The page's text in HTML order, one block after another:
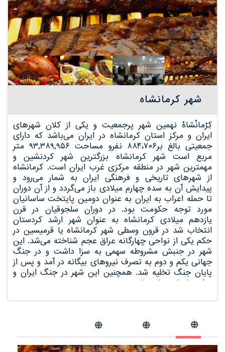
شهر کرمانشاه
کِرْمانْشاهْ نهمین شهر پرجمعیت و یکی از کلان‌ شهرهای
ایران و مرکز استان کرمانشاه در ایران می‌باشد که دارای
جمعیتی بالغ بر۸۸۴،۷۰۶ نفرو مساحت ۹۳٬۳۸۹٬۹۵۶ متر
مربع است شهر کرمانشاه بزرگترین شهر کردنشین و
مهمترین شهر در منطقه مرکزی غرب ایران است. کرمانشاه
از شهرهای تاریخی و فرهنگی ایران به شمار می‌رود و
پیدایش آن به سده چهارم میلادی باز می‌گردد و از آن دوران
تا حمله اعراب به ایران به عنوان دومین پایتخت ساسانیان
مورد توجه حکومت بود. در دوران سلجوقیان در قرن
یازدهم میلادی کرمانشاه به عنوان شهر ارشد کردستان
انتخاب شد در قرون وسطی شهر کرمانشاه یا قرمیسین در
حکم یکی از نواحی چهارگانه عراق عجم شناخته می‌شد. این
شهر در جنبش مشروطه سهمی به سزا داشت و در جنگ
جهانی یکم و دوم به تصرف نیروهای بیگانه در آمد و پس از
پایان جنگ تخلیه شد. همچنین این شهر در جنگ ایران و
عراق، خسارت‌های زیادی دید